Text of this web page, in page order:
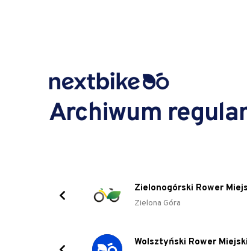
Archiwum
Zielonogórski Rower
Zielona Góra
Wolsztyński Rower Miejski